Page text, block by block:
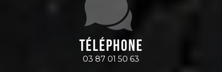
Téléphone
03 87 01 50 63